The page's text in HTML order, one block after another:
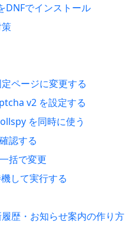
DNFでインストール
ページに変更する
v2 を設定する
を同時に使う
認する
括で変更
して実行する
歴・お知らせ案内の作り方